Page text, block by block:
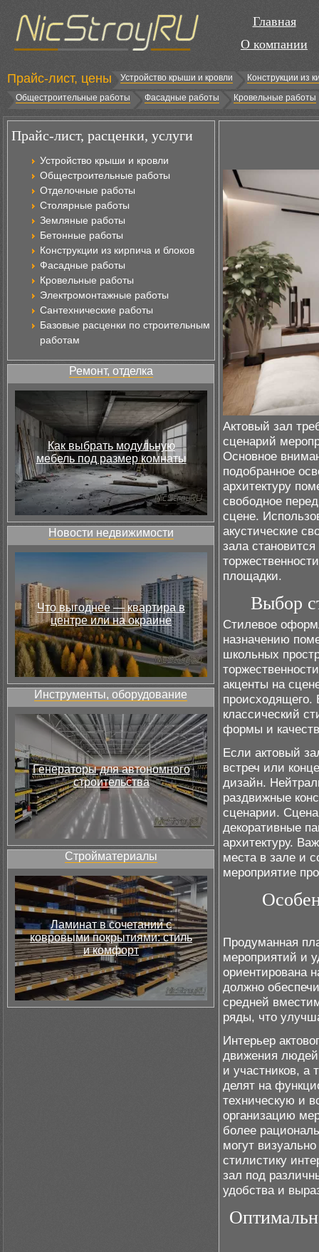
Главная
О компании
Прайс-лист, цены Устройство крыши и кровли
Конструкции из
Общестроительные работы
Фасадные работы Кровельные работы
Прайс-лист, расценки, услуги
Устройство крыши и кровли
Общестроительные работы
Отделочные работы
Столярные работы
Земляные работы
Бетонные работы
Конструкции из кирпича и блоков
Фасадные работы
Кровельные работы
Электромонтажные работы
Сантехнические работы
Базовые расценки по строительным
работам
Ремонт, отделка
Как выбрать модульную
мебель под размер комнаты
Новости недвижимости
Что выгоднее — квартира в
центре или на окраине
Инструменты, оборудование
Генераторы для автономного
строительства
Стройматериалы
Ламинат в сочетании с
ковровыми покрытиями: стиль
и комфорт
Актовый зал
сценарий
Основное
подобранное
архитектуру
свободное
сцене.
акустические
зала
площадки.
Выбор
Стилевое
назначению
школьных
акценты на
происходящего.
классический
формы и
Если актовый
встреч или
дизайн.
раздвижные
сценарии.
декоративные
архитектуру.
места в зале и
мероприятие
Продуманная
мероприятий и
ориентирована
должно
средней
ряды, что
Интерьер
движения
и участников, а
делят на
техническую и
организацию
более
могут
стилистику
зал под
удобства и